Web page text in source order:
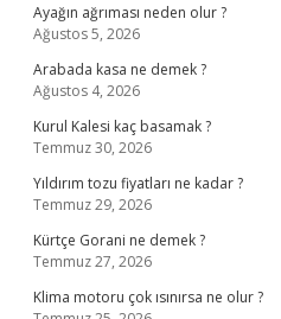
Ayağın ağrıması neden olur ?
Ağustos 5, 2026
Arabada kasa ne demek ?
Ağustos 4, 2026
Kurul Kalesi kaç basamak ?
Temmuz 30, 2026
Yıldırım tozu fiyatları ne kadar ?
Temmuz 29, 2026
Kürtçe Gorani ne demek ?
Temmuz 27, 2026
Klima motoru çok ısınırsa ne olur ?